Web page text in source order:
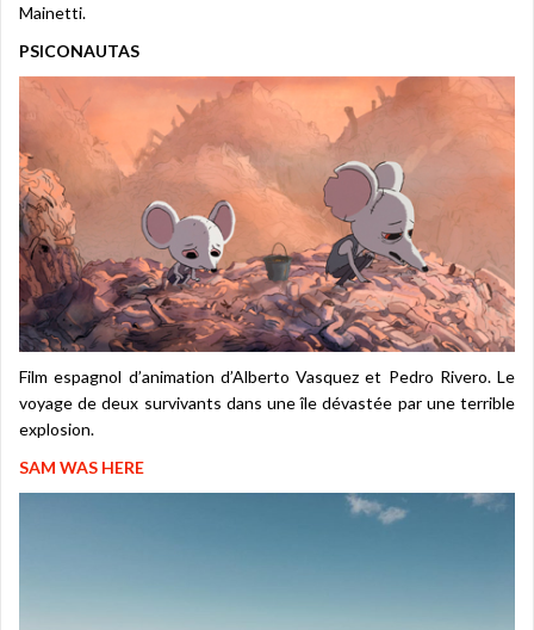
Mainetti.
PSICONAUTAS
Film espagnol d’animation d’Alberto Vasquez et Pedro Rivero. Le
voyage de deux survivants dans une île dévastée par une terrible
explosion.
SAM WAS HERE